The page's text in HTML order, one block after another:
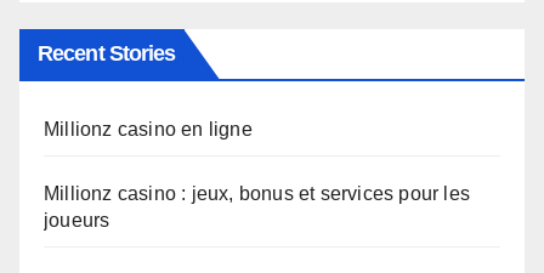
Recent Stories
Millionz casino en ligne
Millionz casino : jeux, bonus et services pour les
joueurs